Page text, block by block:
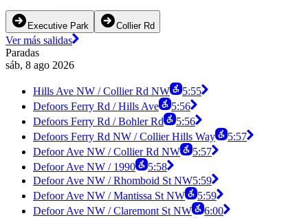
Executive Park Collier Rd
Ver más salidas
Paradas
sáb, 8 ago 2026
Hills Ave NW / Collier Rd NW
5:55
Defoors Ferry Rd / Hills Ave
5:56
Defoors Ferry Rd / Bohler Rd
5:56
Defoors Ferry Rd NW / Collier Hills Way
5:57
Defoor Ave NW / Collier Rd NW
5:57
Defoor Ave NW / 1990
5:58
Defoor Ave NW / Rhomboid St NW5:59
Defoor Ave NW / Mantissa St NW
5:59
Defoor Ave NW / Claremont St NW
6:00